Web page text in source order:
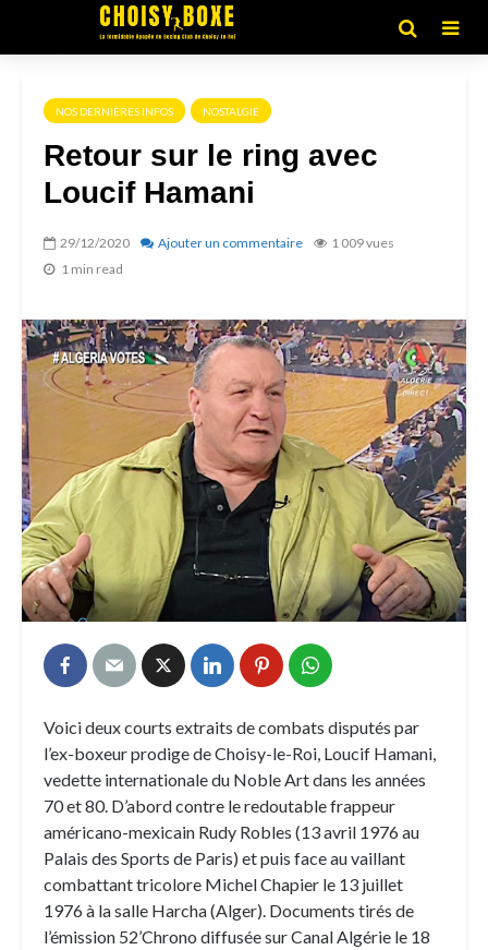
NOS DERNIÈRES INFOS NOSTALGIE
Retour sur le ring avec
Loucif Hamani
29/12/2020 Ajouter un commentaire
1 009 vues
1 min read
Voici deux courts extraits de combats disputés par
l’ex-boxeur prodige de Choisy-le-Roi, Loucif Hamani,
vedette internationale du Noble Art dans les années
70 et 80. D’abord contre le redoutable frappeur
américano-mexicain Rudy Robles (13 avril 1976 au
Palais des Sports de Paris) et puis face au vaillant
combattant tricolore Michel Chapier le 13 juillet
1976 à la salle Harcha (Alger). Documents tirés de
l’émission 52’Chrono diffusée sur Canal Algérie le 18